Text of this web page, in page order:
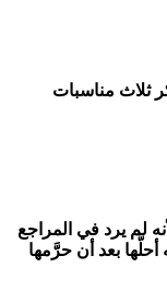
ثلاث مناسبات
لم يرد في المراجع
أحلَّها بعد أن حرَّمها